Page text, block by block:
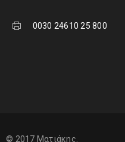
0030 24610 25 800
© 2017 Ματιάκης.